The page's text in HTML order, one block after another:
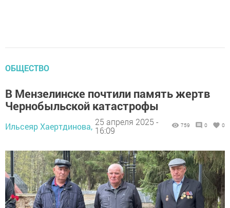
ОБЩЕСТВО
В Мензелинске почтили память жертв
Чернобыльской катастрофы
Ильсеяр Хаертдинова, 25 апреля 2025 -
16:09
759 0 0